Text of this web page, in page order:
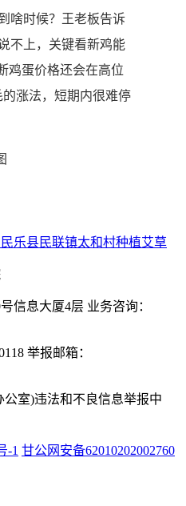
时候？王老板告诉
不上，关键看新鸡能
鸡蛋价格还会在高位
涨法，短期内很难停
民乐县民联镇太和村种植艾草
信息大厦4层 业务咨询：
举报邮箱：
室)违法和不良信息举报中
-1 甘公网安备62010202002760